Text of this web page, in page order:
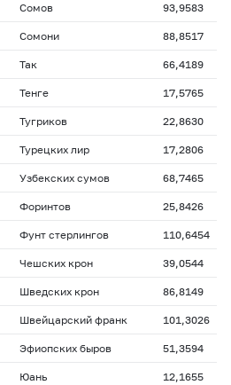
Сомов 93,9583
Сомони 88,8517
Так 66,4189
Тенге 17,5765
Тугриков 22,8630
Турецких лир 17,2806
Узбекских сумов 68,7465
Форинтов 25,8426
Фунт стерлингов 110,6454
Чешских крон 39,0544
Шведских крон 86,8149
Швейцарский франк 101,3026
Эфиопских быров 51,3594
Юань 12,1655